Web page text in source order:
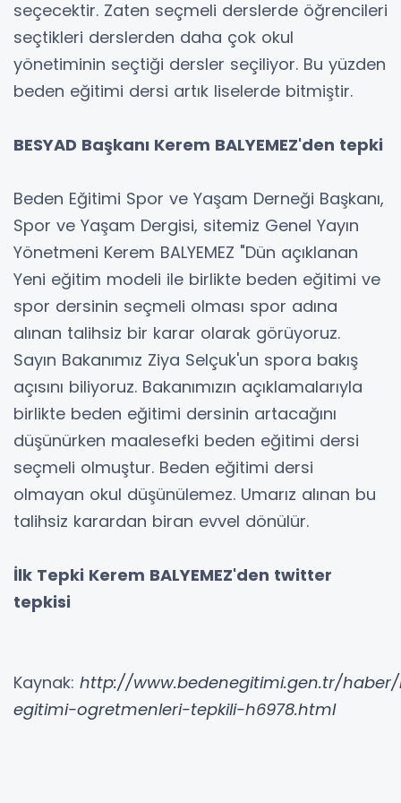
seçecektir. Zaten seçmeli derslerde öğrencileri
seçtikleri derslerden daha çok okul
yönetiminin seçtiği dersler seçiliyor. Bu yüzden
beden eğitimi dersi artık liselerde bitmiştir.
BESYAD Başkanı Kerem BALYEMEZ'den tepki
Beden Eğitimi Spor ve Yaşam Derneği Başkanı,
Spor ve Yaşam Dergisi, sitemiz Genel Yayın
Yönetmeni Kerem BALYEMEZ "Dün açıklanan
Yeni eğitim modeli ile birlikte beden eğitimi ve
spor dersinin seçmeli olması spor adına
alınan talihsiz bir karar olarak görüyoruz.
Sayın Bakanımız Ziya Selçuk'un spora bakış
açısını biliyoruz. Bakanımızın açıklamalarıyla
birlikte beden eğitimi dersinin artacağını
düşünürken maalesefki beden eğitimi dersi
seçmeli olmuştur. Beden eğitimi dersi
olmayan okul düşünülemez. Umarız alınan bu
talihsiz karardan biran evvel dönülür.
İlk Tepki Kerem BALYEMEZ'den twitter
tepkisi
Kaynak: http://www.bedenegitimi.gen.tr/
egitimi-ogretmenleri-tepkili-h6978.html